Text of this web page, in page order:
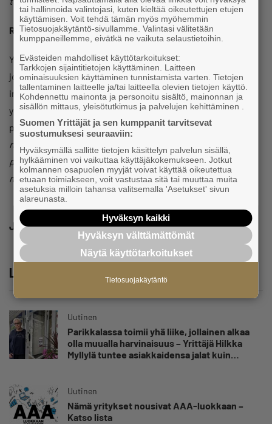
Rahoituksesta kannattaa puhua ajoissa
Yrityksissä suunnittelun merkitys korostuu tilanteessa,
jossa toimintaympäristö on edelleen epävarma. Kasvun tai
investointien rahoitusratkaisut rakennetaan
yrityskohtaisesti, ja vaihtoehtoja on usein useampia kuin
perinteinen lainarahoitus. Mitä varhaisemmassa vaiheessa
rahoitusvaihtoehtoja lähdetään kartoittamaan, sitä
paremmin löydetään ratkaisu, joka tukee yrityksen kasvua
myös muuttuvassa tilanteessa, rohkaiseeEeva Vainio.
Jaa
Lue lisää
Uutinen
Parikkalassa toimii yhä liike, jollainen alkaa
olla muualla harvinaisuus – Yrittäjä Hilkka
Myllylä tuntee asiakkaidensa jalat kuin
Uutinen
Nämä yritykset nousivat AAA-luokkaan –
Katso lista
tai hallinnoida valintojasi, kuten kieltää oikeutettujen etujen
käyttämisen. Voit tehdä tämän myös myöhemmin
Tietosuojakäytäntö-sivullamme. Valintasi välitetään
kumppaneillemme, eivätkä ne vaikuta selaustietoihin.
Evästeiden mahdolliset käyttötarkoitukset:
Tarkkojen sijaintitietojen käyttäminen. Laitteen
ominaisuuksien käyttäminen tunnistamista varten. Tietojen
tallentaminen laitteelle ja/tai laitteella olevien tietojen käyttö.
Kohdennettu mainonta ja personoitu sisältö, mainonnan ja
sisällön mittaus, yleisötutkimus ja palvelujen kehittäminen .
Suomen Yrittäjät ja sen kumppanit tarvitsevat
suostumuksesi seuraaviin:
Hyväksymällä sallitte tietojen käsittelyn palvelun sisällä,
hylkääminen voi vaikuttaa käyttäjäkokemukseen. Jotkut
kolmannen osapuolen myyjät voivat käyttää oikeutettua
etuaan toimiakseen, voit vastustaa sitä tai muuttaa muita
asetuksia milloin tahansa valitsemalla 'Asetukset' sivun
alareunasta.
Hyväksyn kaikki
Hyväksyn välttämättömät
Näytä käyttötarkoitukset
Tietosuojakäytäntö